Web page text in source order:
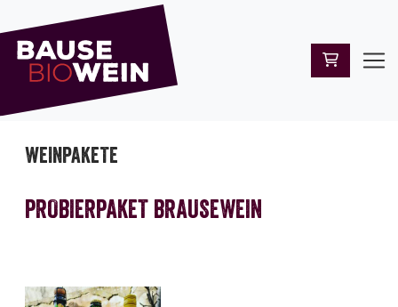
WEINPAKETE
PROBIERPAKET BRAUSEWEIN